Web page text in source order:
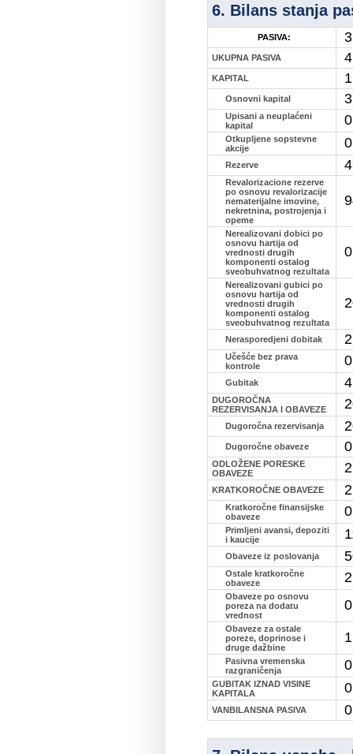
6. Bilans stanja
PASIVA:
UKUPNA PASIVA
KAPITAL
Osnovni kapital
Upisani a neuplaćeni
kapital
0
Otkupljene sopstevne
akcije
0
Rezerve
Revalorizacione rezerve
po osnovu revalorizacije
nematerijalne imovine,
nekretnina, postrojenja i
opeme
Nerealizovani dobici po
osnovu hartija od
vrednosti drugih
komponenti ostalog
sveobuhvatnog rezultata
0
Nerealizovani gubici po
osnovu hartija od
vrednosti drugih
komponenti ostalog
sveobuhvatnog rezultata
Nerasporedjeni dobitak
Učešće bez prava
kontrole
0
Gubitak
DUGOROČNA
REZERVISANJA I OBAVEZE
Dugoročna rezervisanja
Dugoročne obaveze 0
ODLOŽENE PORESKE
OBAVEZE
KRATKOROČNE OBAVEZE
Kratkoročne finansijske
obaveze
0
Primljeni avansi, depoziti
i kaucije
Obaveze iz poslovanja
Ostale kratkoročne
obaveze
Obaveze po osnovu
poreza na dodatu
vrednost
0
Obaveze za ostale
poreze, doprinose i
druge dažbine
Pasivna vremenska
razgraničenja
0
GUBITAK IZNAD VISINE
KAPITALA
0
VANBILANSNA PASIVA 0